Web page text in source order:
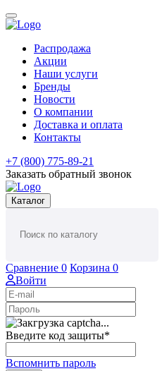
Распродажа
Акции
Наши услуги
Бренды
Новости
О компании
Доставка и оплата
Контакты
+7 (800) 775-89-21
Заказать обратный звонок
Каталог
Сравнение 0 Корзина 0
Войти
Введите код защиты*
Вспомнить пароль